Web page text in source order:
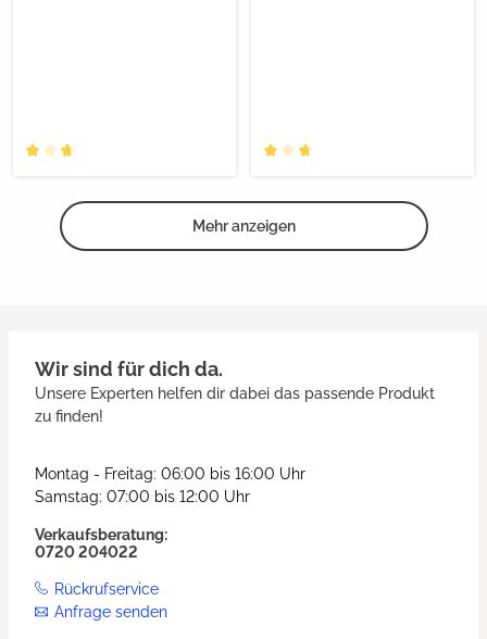
Mehr anzeigen
Wir sind für dich da.
Unsere Experten helfen dir dabei das passende Produkt
zu finden!
Montag - Freitag: 06:00 bis 16:00 Uhr
Samstag: 07:00 bis 12:00 Uhr
Verkaufsberatung:
0720 204022
Rückrufservice
Anfrage senden